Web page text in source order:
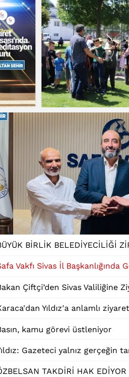
Vakfı Sivas İl Başkanlığında
Çiftçi’den Sivas Valiliğine
Yıldız'a anlamlı ziyaret
kamu görevi üstleniyor
Gazeteci yalnız gerçeğin
TAKDİRİ HAK EDİYOR